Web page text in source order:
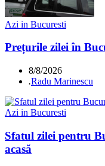
Azi in Bucuresti
Prețurile zilei în
8/8/2026
.Radu Marinescu
Azi in Bucuresti
Sfatul zilei pentru
acasă